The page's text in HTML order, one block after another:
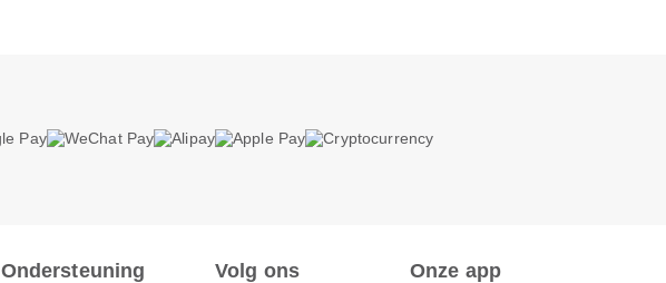
Ondersteuning Volg ons Onze app